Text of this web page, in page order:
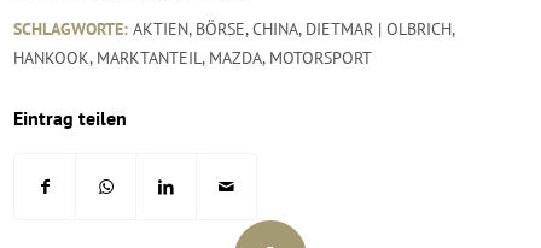
SCHLAGWORTE: AKTIEN, BÖRSE,CHINA, DIETMAR | OLBRICH,
HANKOOK, MARKTANTEIL, MAZDA, MOTORSPORT
Eintrag teilen